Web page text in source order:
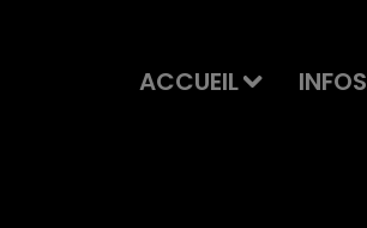
ACCUEIL INFOS